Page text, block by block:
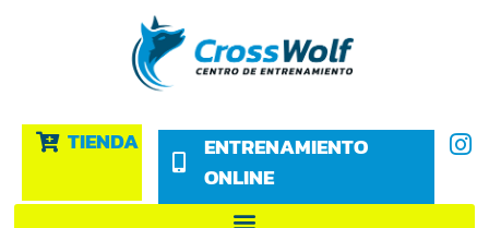
TIENDA
ENTRENAMIENTO
ONLINE